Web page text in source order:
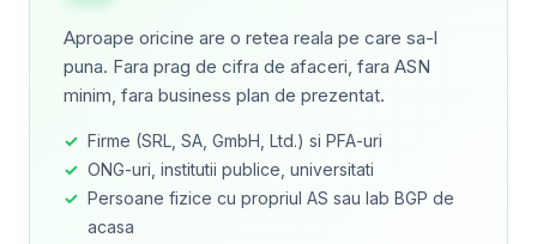
Aproape oricine are o retea reala pe care sa-l
puna. Fara prag de cifra de afaceri, fara ASN
minim, fara business plan de prezentat.
✓ Firme (SRL, SA, GmbH, Ltd.) si PFA-uri
✓ ONG-uri, institutii publice, universitati
✓ Persoane fizice cu propriul AS sau lab BGP de
acasa